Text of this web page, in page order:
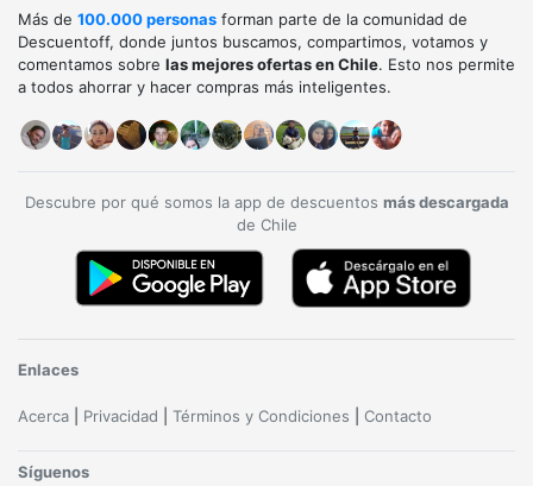
Más de 100.000 personas forman parte de la comunidad de
Descuentoff, donde juntos buscamos, compartimos, votamos y
comentamos sobre las mejores ofertas en Chile. Esto nos permite
a todos ahorrar y hacer compras más inteligentes.
Descubre por qué somos la app de descuentos más descargada
de Chile
Enlaces
Acerca Privacidad Términos y Condiciones Contacto
Síguenos